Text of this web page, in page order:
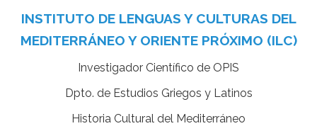
INSTITUTO DE LENGUAS Y CULTURAS DEL
MEDITERRÁNEO Y ORIENTE PRÓXIMO (ILC)
Investigador Científico de OPIS
Dpto. de Estudios Griegos y Latinos
Historia Cultural del Mediterráneo